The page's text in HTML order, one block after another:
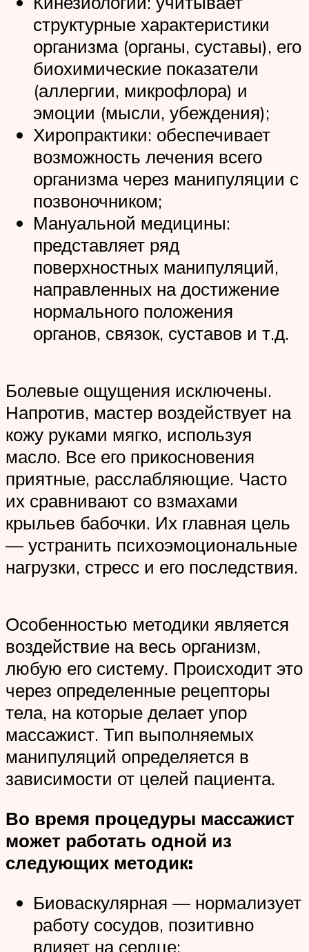
структурные характеристики
организма (органы, суставы), его
биохимические показатели
(аллергии, микрофлора) и
эмоции (мысли, убеждения);
Хиропрактики: обеспечивает
возможность лечения всего
организма через манипуляции с
позвоночником;
Мануальной медицины:
представляет ряд
поверхностных манипуляций,
направленных на достижение
нормального положения
органов, связок, суставов и т.д.
Болевые ощущения исключены.
Напротив, мастер воздействует на
кожу руками мягко, используя
масло. Все его прикосновения
приятные, расслабляющие. Часто
их сравнивают со взмахами
крыльев бабочки. Их главная цель
— устранить психоэмоциональные
нагрузки, стресс и его последствия.
Особенностью методики является
воздействие на весь организм,
любую его систему. Происходит это
через определенные рецепторы
тела, на которые делает упор
массажист. Тип выполняемых
манипуляций определяется в
зависимости от целей пациента.
Во время процедуры массажист
может работать одной из
следующих методик:
Биоваскулярная — нормализует
работу сосудов, позитивно
влияет на сердце;